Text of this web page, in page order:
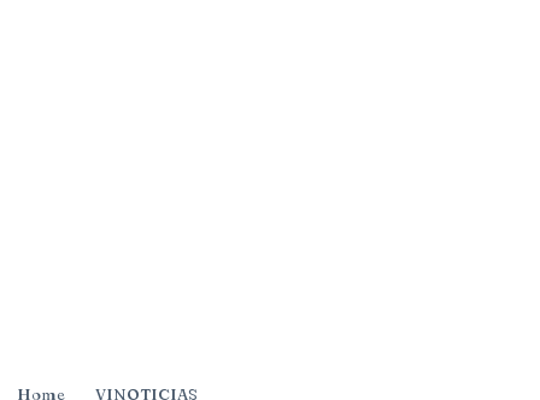
Home VINOTICIAS